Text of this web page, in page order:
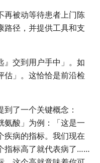
再被动等待患者上门陈
路径，并提供工具和支
』交到用户手中」。如
估」。这恰恰是前沿检
了一个关键概念：
氨酸」为例：「这是一
疾病的指标。我们现在
指标高了就代表病了……